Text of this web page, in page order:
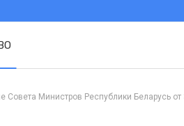
Министров Республики Беларусь от